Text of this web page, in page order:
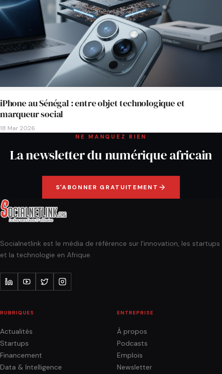
iPhone au Sénégal : entre objet technologique et
marqueur social
18 Mar 2026
NE MANQUEZ RIEN
La newsletter du numérique africain
S'ABONNER GRATUITEMENT
Socialnetlink est le média de référence sur l'innovation, les startups
et la technologie en Afrique.
RUBRIQUES
Actualités
Startups
Financement
Data & Intelligence
ENTREPRISE
À propos
Podcasts
Emplois
Newsletter